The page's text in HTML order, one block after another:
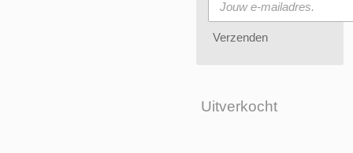
Verzenden
Uitverkocht